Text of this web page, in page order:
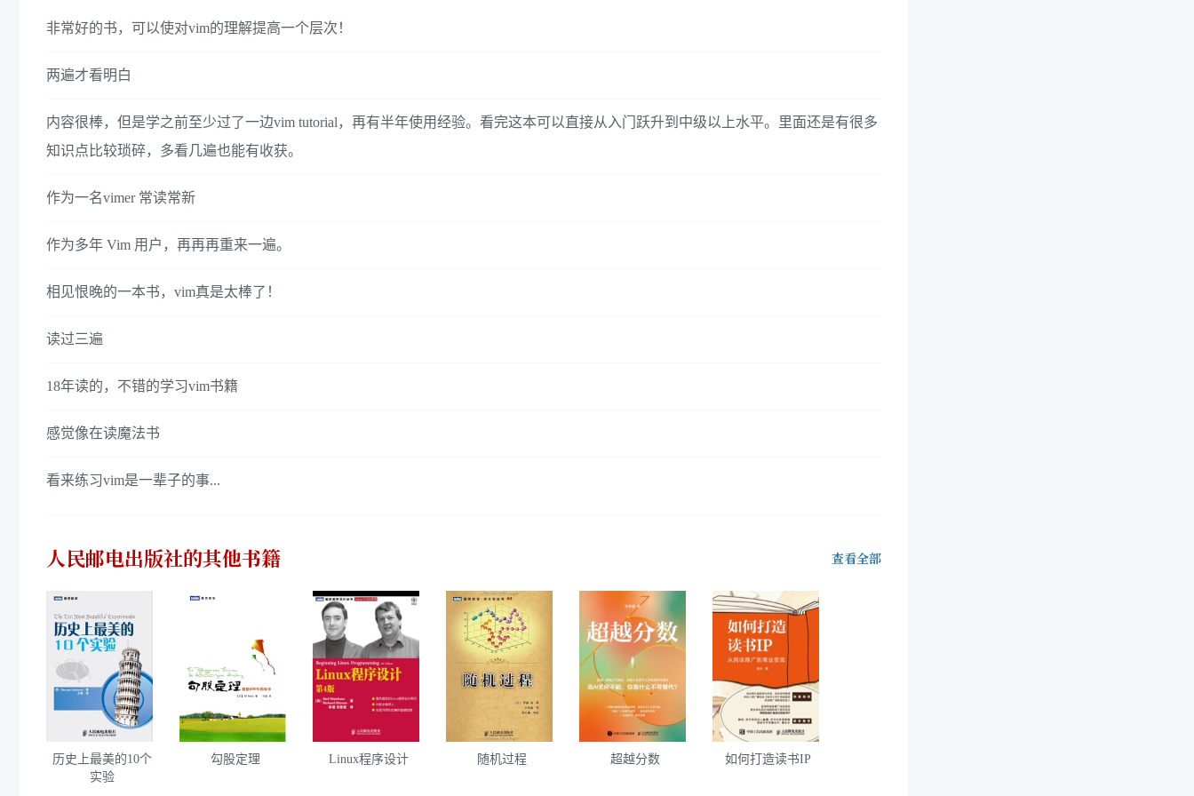
非常好的书，可以使对vim的理解提高一个层次！
两遍才看明白
内容很棒，但是学之前至少过了一边vim tutorial，再有半年使用经验。看完这本可以直接从入门跃升到中级以上水平。里面还是有很多
知识点比较琐碎，多看几遍也能有收获。
作为一名vimer 常读常新
作为多年 Vim 用户，再再再重来一遍。
相见恨晚的一本书，vim真是太棒了！
读过三遍
18年读的，不错的学习vim书籍
感觉像在读魔法书
看来练习vim是一辈子的事...
人民邮电出版社的其他书籍 查看全部
历史上最美的10个
实验
勾股定理 Linux程序设计 随机过程 超越分数 如何打造读书IP